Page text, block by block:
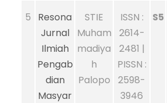
5
Resona
Jurnal
Ilmiah
Pengab
dian
Masyar
STIE
Muham
madiya
h
Palopo
ISSN :
2614-
2481 |
PISSN :
2598-
3946
S5